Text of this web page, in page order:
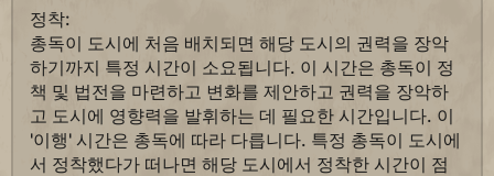
정착:
총독이 도시에 처음 배치되면 해당 도시의 권력을 장악
하기까지 특정 시간이 소요됩니다. 이 시간은 총독이 정
책 및 법전을 마련하고 변화를 제안하고 권력을 장악하
고 도시에 영향력을 발휘하는 데 필요한 시간입니다. 이
'이행' 시간은 총독에 따라 다릅니다. 특정 총독이 도시에
서 정착했다가 떠나면 해당 도시에서 정착한 시간이 점